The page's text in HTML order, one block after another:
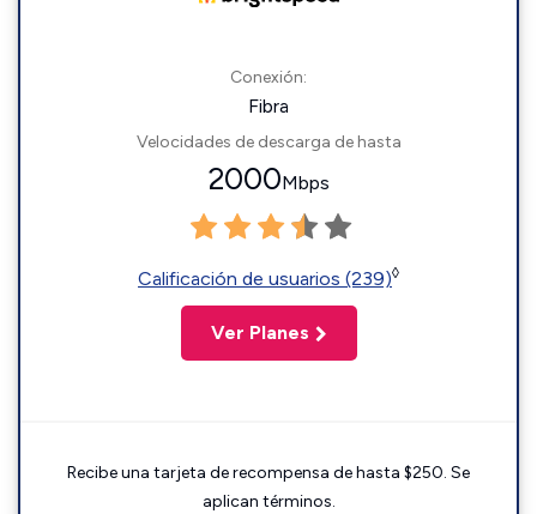
Conexión:
Fibra
Velocidades de descarga de hasta
2000Mbps
Calificación de usuarios (239)◊
Ver Planes
Recibe una tarjeta de recompensa de hasta $250. Se
aplican términos.